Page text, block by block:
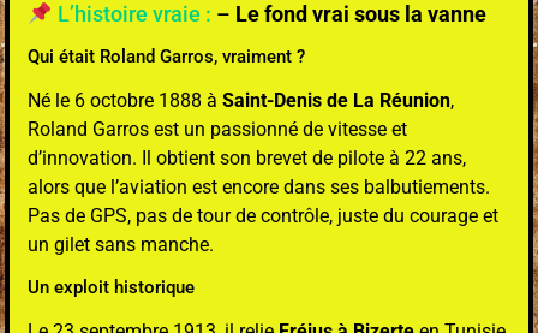
L’histoire vraie : – Le fond vrai sous la vanne
Qui était Roland Garros, vraiment ?
Né le 6 octobre 1888 à Saint-Denis de La Réunion,
Roland Garros est un passionné de vitesse et
d’innovation. Il obtient son brevet de pilote à 22 ans,
alors que l’aviation est encore dans ses balbutiements.
Pas de GPS, pas de tour de contrôle, juste du courage et
un gilet sans manche.
Un exploit historique